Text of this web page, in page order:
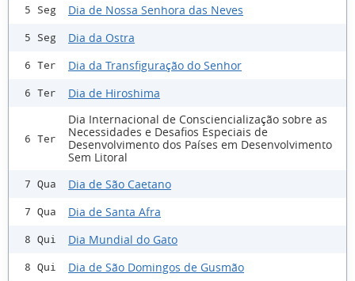
5 Seg Dia de Nossa Senhora das Neves
5 Seg Dia da Ostra
6 Ter Dia da Transfiguração do Senhor
6 Ter Dia de Hiroshima
6 Ter
Dia Internacional de Consciencialização sobre as
Necessidades e Desafios Especiais de
Desenvolvimento dos Países em Desenvolvimento
Sem Litoral
7 Qua Dia de São Caetano
7 Qua Dia de Santa Afra
8 Qui Dia Mundial do Gato
8 Qui Dia de São Domingos de Gusmão